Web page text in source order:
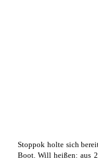
Stoppok holte sich
Boot. Will heißen: aus